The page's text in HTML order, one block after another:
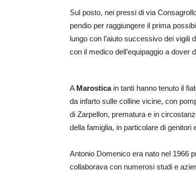
Sul posto, nei pressi di via
pendio per raggiungere il prima
lungo con l’aiuto successivo dei vigili
con il medico dell’equipaggio a
A Marosticain tanti hanno tenuto il
da infarto sulle colline vicine, con
di Zarpellon, prematura e in
della famiglia, in particolare di genitori
Antonio Domenico era nato nel 1966
collaborava con numerosi studi e